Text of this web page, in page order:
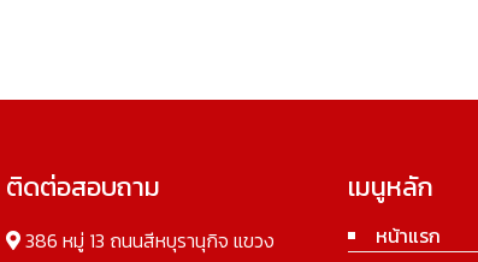
ติดต่อสอบถาม
386 หมู่ 13 ถนนสีหบุรานุกิจ แขวง
เมนูหลัก
หน้าแรก